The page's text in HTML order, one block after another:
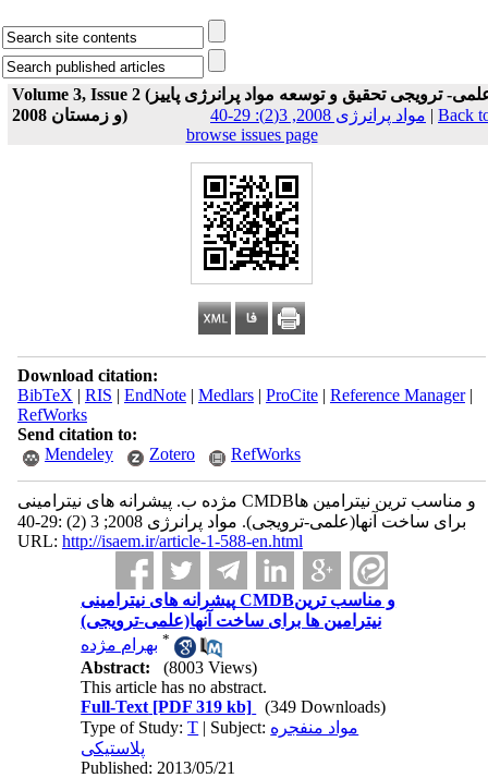
Volume 3, Issue 2 (علمی- ترویجی تحقیق و توسعه مواد پرانرژی پاییز
و زمستان 2008)
مواد پرانرژی 2008, 3(2): 29-40 | Back
browse issues page
Download citation:
BibTeX | RIS | EndNote| Medlars| ProCite| Reference Manager|
RefWorks
Send citation to:
Mendeley
Zotero RefWorks
مژده ب. پیشرانه های نیترامینی CMDBو مناسب ترین نیترامین ها
برای ساخت آنها(علمی-ترویجی). مواد پرانرژی 2008; 3 (2) :29-40
URL: http://isaem.ir/article-1-588-en.html
پیشرانه های نیترامینی CMDBو مناسب ترین
نیترامین ها برای ساخت آنها(علمی-ترویجی)
بهرام مژده *
Abstract:
(8003 Views)
This article has no abstract.
Full-Text [PDF 319 kb]
(349 Downloads)
Type of Study:T | Subject: مواد منفجره
پلاستیکی
Published: 2013/05/21